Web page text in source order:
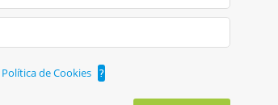
Política de Cookies ?